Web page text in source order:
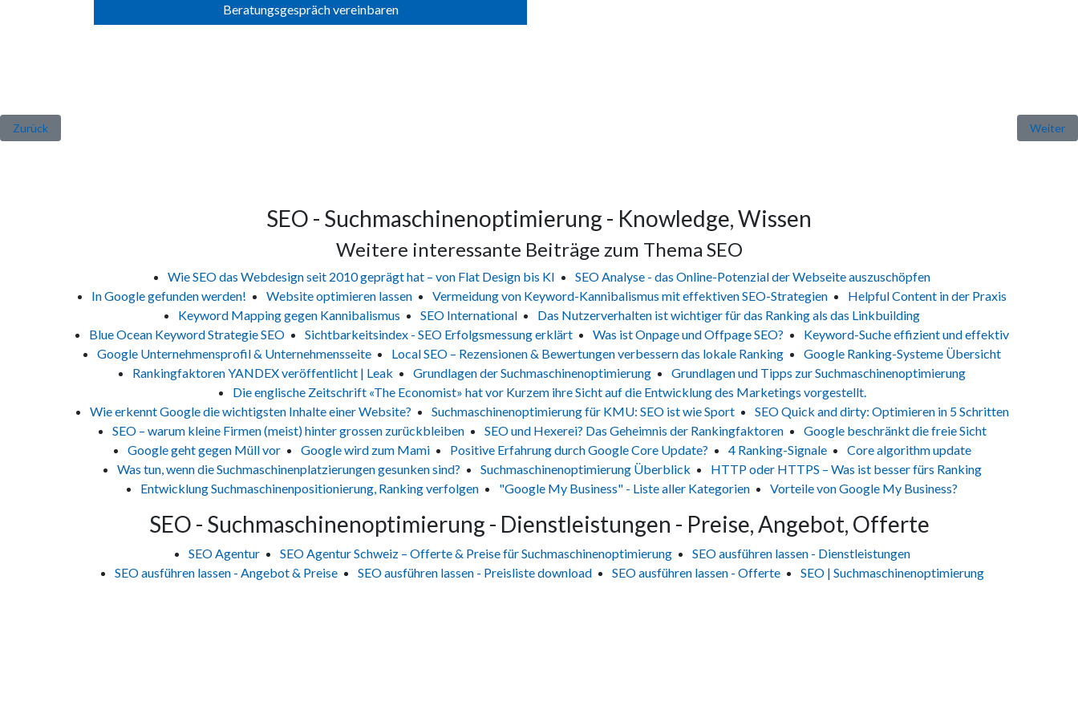
Beratungsgespräch vereinbaren
Vorheriger Beitrag: Google wird zum Mami
Zurück Nächster
Weiter
SEO - Suchmaschinenoptimierung - Knowledge, Wissen
Weitere interessante Beiträge zum Thema SEO
Wie SEO das Webdesign seit 2010 geprägt hat – von Flat Design bis KI
SEO Analyse - das Online-Potenzial der Webseite auszuschöpfen
In Google gefunden werden!
Website optimieren lassen Vermeidung von Keyword-Kannibalismus mit effektiven SEO-Strategien
Helpful Content in der Praxis
Keyword Mapping gegen Kannibalismus
SEO International
Das Nutzerverhalten ist wichtiger für das Ranking als das Linkbuilding
Blue Ocean Keyword Strategie SEO
Sichtbarkeitsindex - SEO Erfolgsmessung erklärt Was ist Onpage und Offpage SEO?
Keyword-Suche effizient und effektiv
Google Unternehmensprofil & Unternehmensseite
Local SEO – Rezensionen & Bewertungen verbessern das lokale Ranking
Google Ranking-Systeme Übersicht
Rankingfaktoren YANDEX veröffentlicht | Leak
Grundlagen der Suchmaschinenoptimierung
Grundlagen und Tipps zur Suchmaschinenoptimierung
Die englische Zeitschrift «The Economist» hat vor Kurzem ihre Sicht auf die Entwicklung des Marketings vorgestellt.
Wie erkennt Google die wichtigsten Inhalte einer Website?
Suchmaschinenoptimierung für KMU: SEO ist wie Sport
SEO Quick and dirty: Optimieren in 5 Schritten
SEO – warum kleine Firmen (meist) hinter grossen zurückbleiben
SEO und Hexerei? Das Geheimnis der Rankingfaktoren
Google beschränkt die freie Sicht
Google geht gegen Müll vor
Google wird zum Mami Positive Erfahrung durch Google Core Update? 4 Ranking-Signale
Core algorithm update
Was tun, wenn die Suchmaschinenplatzierungen gesunken sind?
Suchmaschinenoptimierung Überblick
HTTP oder HTTPS – Was ist besser fürs Ranking
Entwicklung Suchmaschinenpositionierung, Ranking verfolgen
"Google My Business" - Liste aller Kategorien Vorteile von Google My Business?
SEO - Suchmaschinenoptimierung - Dienstleistungen - Preise, Angebot, Offerte
SEO Agentur SEO Agentur Schweiz – Offerte & Preise für Suchmaschinenoptimierung
SEO ausführen lassen - Dienstleistungen
SEO ausführen lassen - Angebot & Preise
SEO ausführen lassen - Preisliste download SEO ausführen lassen - Offerte SEO | Suchmaschinenoptimierung